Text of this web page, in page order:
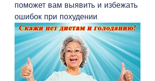
поможет вам выявить и избежать
ошибок при похудении.